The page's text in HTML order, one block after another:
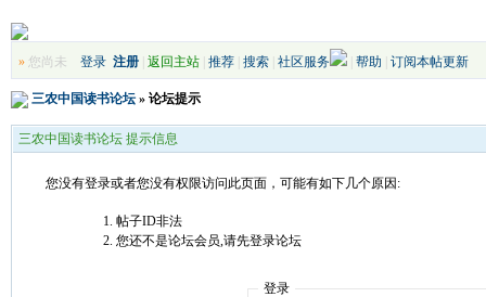
»您尚未 登录 注册| 返回主站| 推荐| 搜索| 社区服务 | 帮助 订阅本帖更新
三农中国读书论坛» 论坛提示
三农中国读书论坛 提示信息
您没有登录或者您没有权限访问此页面，可能有如下几个原因:
帖子ID非法
您还不是论坛会员,请先登录论坛
登录